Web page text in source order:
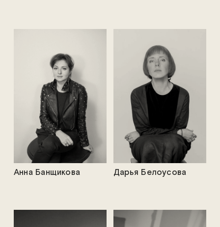
Дарья Белоусова
Анна Банщикова